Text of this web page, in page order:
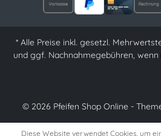
* Alle Preise inkl. gesetzl.
und ggf. Nachnahmegebühren,
© 2026 Pfeifen Shop Online -
Diese Website verwendet Cookies, um